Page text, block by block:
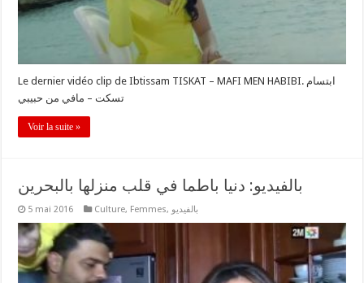
Le dernier vidéo clip de Ibtissam TISKAT – MAFI MEN HABIBI. ابتسام
تسكت – مافي من حبيبي
Voir la suite »
بالفيديو: دنيا باطما في قلب منزلها بالبحرين
5 mai 2016 Culture, Femmes, بالفيديو